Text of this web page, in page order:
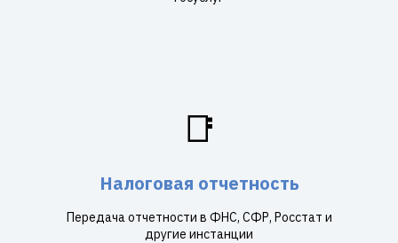
📑
Налоговая отчетность
Передача отчетности в ФНС, СФР, Росстат и
другие инстанции